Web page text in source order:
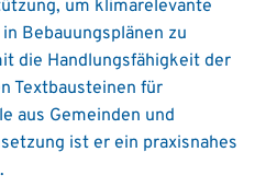
um klimarelevante
Bebauungsplänen zu
die Handlungsfähigkeit der
Textbausteinen für
aus Gemeinden und
ist er ein praxisnahes